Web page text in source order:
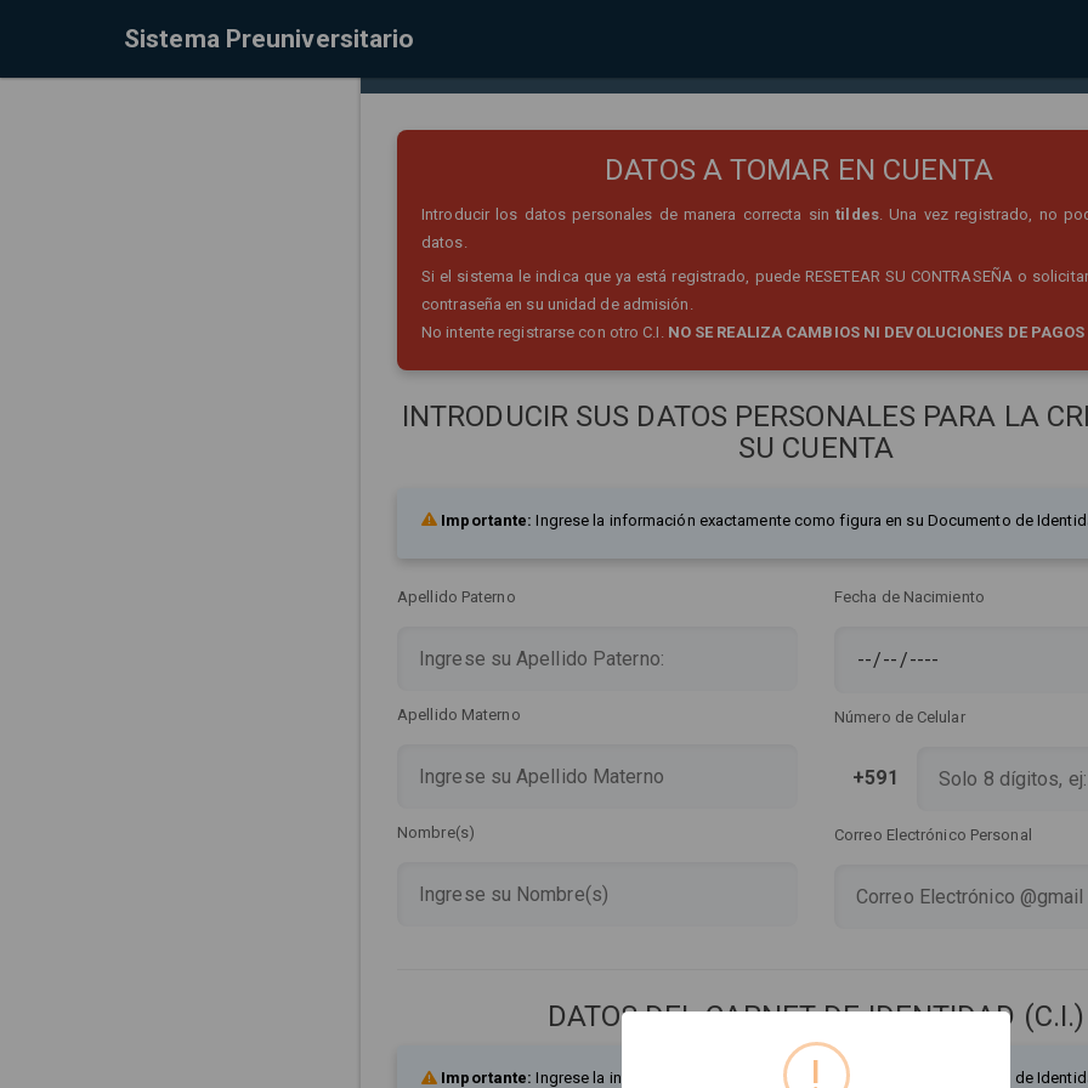
Sistema Preuniversitario
DATOS A TOMAR EN CUENTA
Introducir los datos personales de manera correcta sintildes. Una vez registrado, no
datos.
Si el sistema le indica que ya está registrado, puede RESETEAR SU CONTRASEÑA o
contraseña en su unidad de admisión.
No intente registrarse con otro C.I. NO SE REALIZA CAMBIOS NI DEVOLUCIONES DE
INTRODUCIR SUS DATOS PERSONALES PARA LA
SU CUENTA
Importante: Ingrese la información exactamente como figura en su Documento de
Apellido Paterno
Apellido Materno
Nombre(s)
Fecha de Nacimiento
Número de Celular
+591
Correo Electrónico Personal
DATOS DEL CARNET DE IDENTIDAD (C.I.)
Importante: Ingrese la información exactamente como figura en su Documento de
!